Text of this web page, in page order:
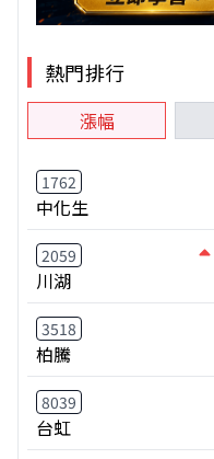
熱門排行
漲幅
1762
中化生
2059
川湖
3518
柏騰
8039
台虹